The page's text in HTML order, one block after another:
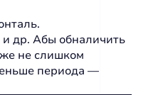
др. Абы обналичить
не слишком
периода —